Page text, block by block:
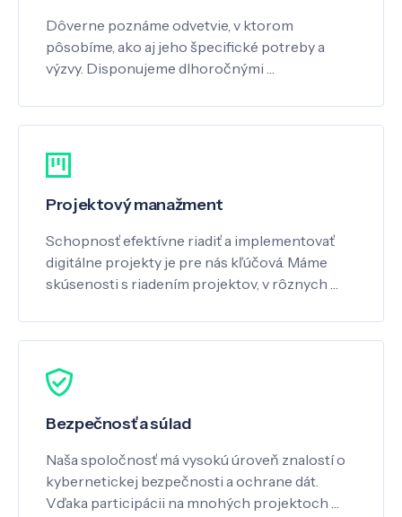
Dôverne poznáme odvetvie, v ktorom
pôsobíme, ako aj jeho špecifické potreby a
výzvy. Disponujeme dlhoročnými …
Projektový manažment
Schopnosť efektívne riadiť a implementovať
digitálne projekty je pre nás kľúčová. Máme
skúsenosti s riadením projektov, v rôznych …
Bezpečnosť a súlad
Naša spoločnosť má vysokú úroveň znalostí o
kybernetickej bezpečnosti a ochrane dát.
Vďaka participácii na mnohých projektoch …